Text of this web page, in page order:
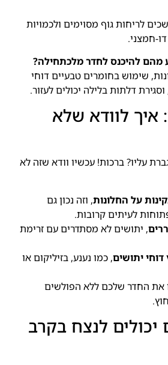
לריחות גוף מסוימים ולכמויות
חמצני.
מהם להיכנס לחדר מלכתחילה?
שימוש בחומרים טבעיים דוחי
דלתות בלילה יכולים לעזור.
איך לוודא שלא
עליו? ברכות! עכשיו וודא שזה לא
על החלונות, וזה נכון גם
לעיתים קרובות.
, יתושים לא מסתדרים עם זרימת
יתושים, כמו נענע, בזיליקום או
את החדר שלכם ללא הפולשים
לנצח בקרב